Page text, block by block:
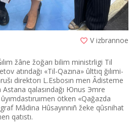
V izbrannoe
žâne žoğarı bіlіm ministrlіgі Tіl
atındağı «Tіl-Qazına» ûlttıq ğılımi-
direktorı L.Esbosın men Âdіsteme
Astana qalasındağı Юnus Эmre
ûyımdastıruımen ötken «Qağazda
Mâdina Hûsayınnıñ žeke qûsnihat
qatıstı.